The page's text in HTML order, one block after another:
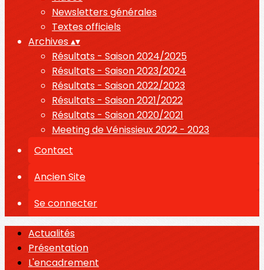
Newsletters générales
Textes officiels
Archives▴▾
Résultats - Saison 2024/2025
Résultats - Saison 2023/2024
Résultats - Saison 2022/2023
Résultats - Saison 2021/2022
Résultats - Saison 2020/2021
Meeting de Vénissieux 2022 - 2023
Contact
Ancien Site
Se connecter
Actualités
Présentation
L'encadrement